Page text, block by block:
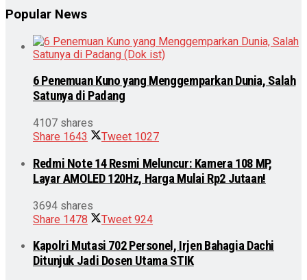
Popular News
6 Penemuan Kuno yang Menggemparkan Dunia, Salah
Satunya di Padang
4107 shares
Share 1643 Tweet 1027
Redmi Note 14 Resmi Meluncur: Kamera 108 MP,
Layar AMOLED 120Hz, Harga Mulai Rp2 Jutaan!
3694 shares
Share 1478 Tweet 924
Kapolri Mutasi 702 Personel, Irjen Bahagia Dachi
Ditunjuk Jadi Dosen Utama STIK